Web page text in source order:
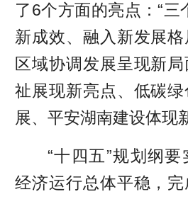
了6个方面的亮点：“三
新成效、融入新发展格
区域协调发展呈现新
祉展现新亮点、低碳
展、平安湖南建设体现
“十四五”规划纲
经济运行总体平稳，